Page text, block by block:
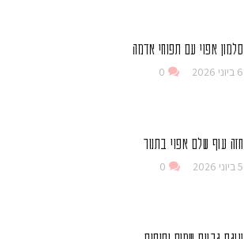
סלמון אפוי עם תפוחי אדמה
6 ביוני 2026 0
חזה עוף שלם אפוי בתנור
5 ביוני 2026 0